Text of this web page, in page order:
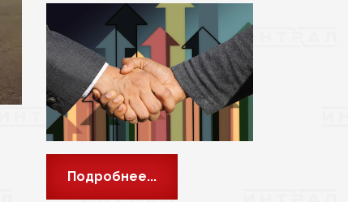
Подробнее...